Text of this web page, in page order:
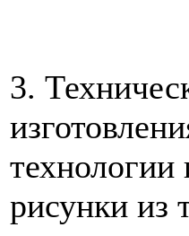
3.
технологии
рисунки из